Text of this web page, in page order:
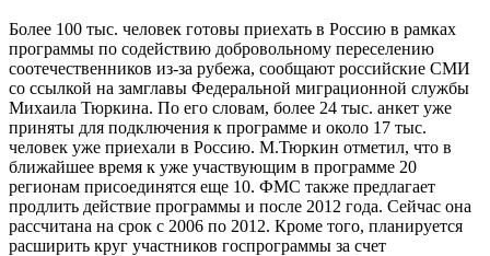
Более 100 тыс. человек готовы приехать в Россию в рамках
программы по содействию добровольному переселению
соотечественников из-за рубежа, сообщают российские СМИ
со ссылкой на замглавы Федеральной миграционной службы
Михаила Тюркина. По его словам, более 24 тыс. анкет уже
приняты для подключения к программе и около 17 тыс.
человек уже приехали в Россию. М.Тюркин отметил, что в
ближайшее время к уже участвующим в программе 20
регионам присоединятся еще 10. ФМС также предлагает
продлить действие программы и после 2012 года. Сейчас она
рассчитана на срок с 2006 по 2012. Кроме того, планируется
расширить круг участников госпрограммы за счет